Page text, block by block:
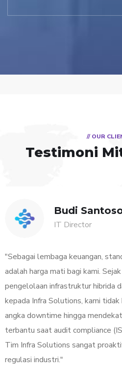
// OUR
Testimoni
Budi
IT Director
"Sebagai lembaga keuangan,
adalah harga mati bagi kami.
pengelolaan infrastruktur hibrida
kepada Infra Solutions, kami tidak
angka downtime hingga
terbantu saat audit compliance
Tim Infra Solutions sangat
regulasi industri."